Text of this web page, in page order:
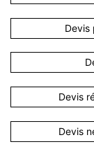
Devis
Devis
Devis